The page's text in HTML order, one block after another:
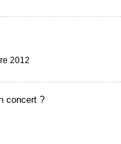
2012
concert ?